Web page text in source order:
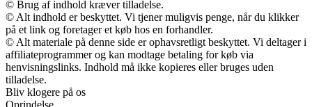
© Brug af indhold kræver tilladelse.
© Alt indhold er beskyttet. Vi tjener muligvis penge, når du klikker
på et link og foretager et køb hos en forhandler.
© Alt materiale på denne side er ophavsretligt beskyttet. Vi deltager i
affiliateprogrammer og kan modtage betaling for køb via
henvisningslinks. Indhold må ikke kopieres eller bruges uden
tilladelse.
Bliv klogere på os